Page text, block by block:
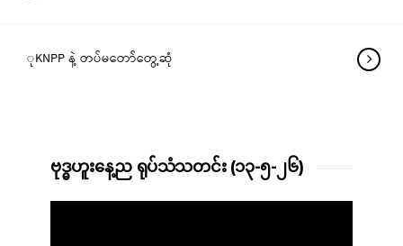
ုKNPP နဲ့ တပ်မတော်တွေ့ဆုံ
ဗုဒ္ဓဟူးနေ့ည ရုပ်သံသတင်း (၁၃-၅-၂၆)